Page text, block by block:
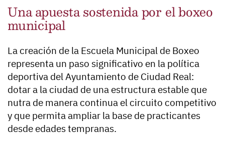
Una apuesta sostenida por el boxeo
municipal
La creación de la Escuela Municipal de Boxeo
representa un paso significativo en la política
deportiva del Ayuntamiento de Ciudad Real:
dotar a la ciudad de una estructura estable que
nutra de manera continua el circuito competitivo
y que permita ampliar la base de practicantes
desde edades tempranas.